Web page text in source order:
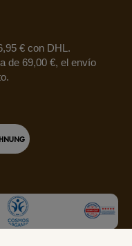
€ con DHL.
de 69,00 €, el envío